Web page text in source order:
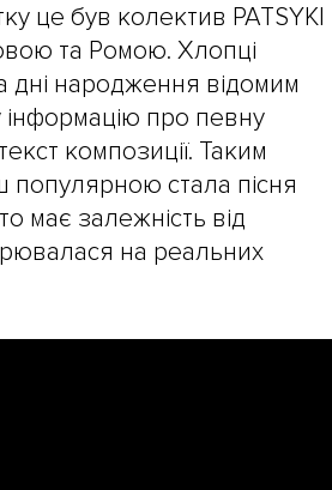
це був колектив PATSYKI
та Ромою. Хлопці
дні народження відомим
про певну
композиції. Таким
популярною стала пісня
має залежність від
на реальних